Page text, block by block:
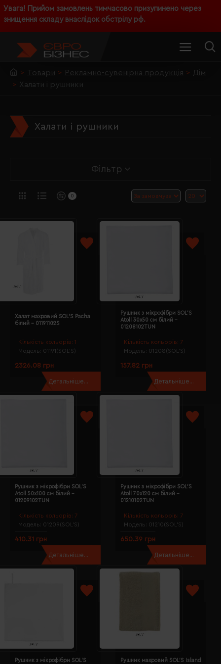
Увага! Прийом замовлень тимчасово призупинено через
знищення складу внаслідок обстрілу рф.
Товари Рекламно-сувенірна продукція
Дім
Халати і рушники
Халати і рушники
Фільтр
0
Кількість кольорів: 1
Модель: 01191(SOL’S)
Халат махровий SOL'S Pacha
білий - 01191102S
2326.08 грн
Детальніше...
Кількість кольорів: 7
Модель: 01208(SOL’S)
Рушник з мікрофібри SOL'S
Atoll 30х50 см білий -
01208102TUN
157.82 грн
Детальніше...
Кількість кольорів: 7
Модель: 01209(SOL’S)
Рушник з мікрофібри SOL'S
Atoll 50х100 см білий -
01209102TUN
410.31 грн
Детальніше...
Кількість кольорів: 7
Модель: 01210(SOL’S)
Рушник з мікрофібри SOL'S
Atoll 70х120 см білий -
01210102TUN
650.39 грн
Детальніше...
Рушник з мікрофібри SOL'S
Рушник махровий SOL'S Island